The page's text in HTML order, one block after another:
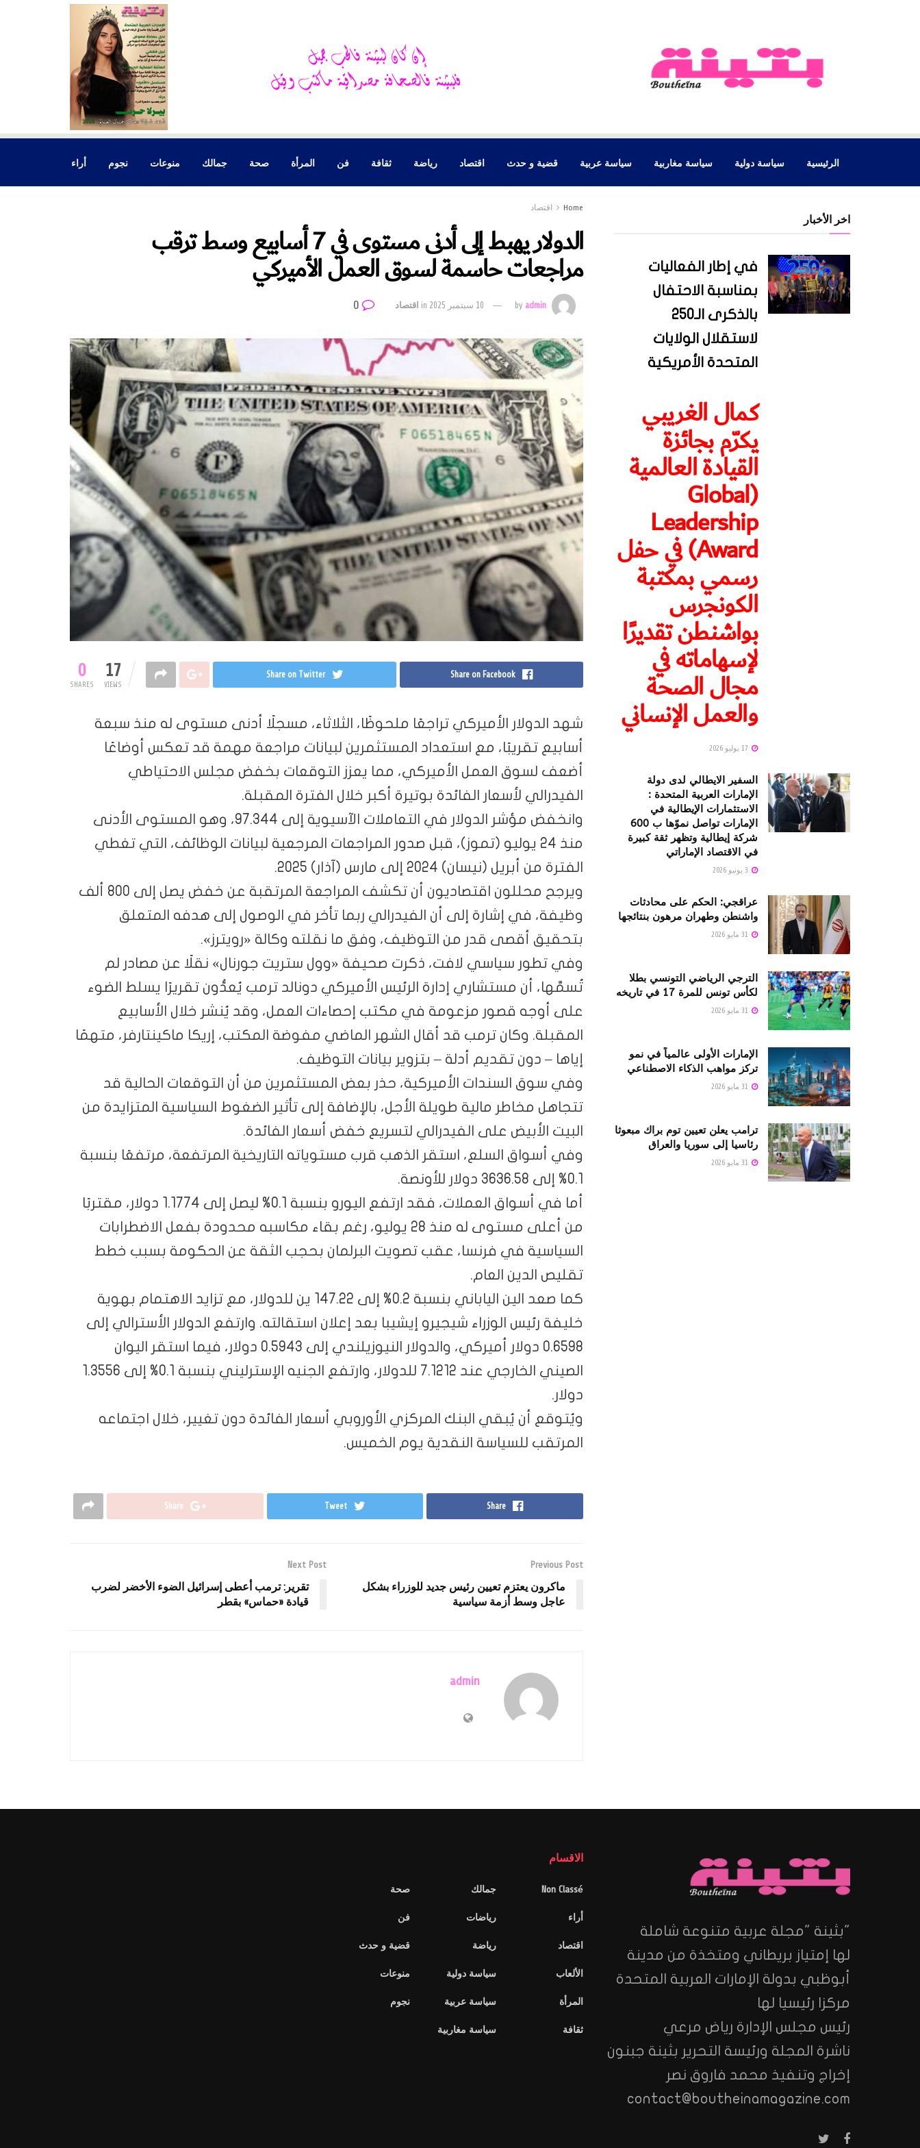
الرئيسية سياسة دولية سياسة مغاربية سياسة عربية قضية و حدث اقتصاد رياضة ثقافة فن المرأة صحة جمالك منوعات نجوم أراء
Home اقتصاد
الدولار يهبط إلى أدنى مستوى في 7 أسابيع وسط ترقب
مراجعات حاسمة لسوق العمل الأميركي
byadmin 10 سبتمبر 2025 inاقتصاد
0
SHARES 17
VIEWS
Share on Facebook
Share on Twitter
شهد الدولار الأميركي تراجعًا ملحوظًا، الثلاثاء، مسجلًا أدنى مستوى له منذ سبعة
أسابيع تقريبًا، مع استعداد المستثمرين لبيانات مراجعة مهمة قد تعكس أوضاعًا
أضعف لسوق العمل الأميركي، مما يعزز التوقعات بخفض مجلس الاحتياطي
الفيدرالي لأسعار الفائدة بوتيرة أكبر خلال الفترة المقبلة.
وانخفض مؤشر الدولار في التعاملات الآسيوية إلى 97.344، وهو المستوى الأدنى
منذ 24 يوليو (تموز)، قبل صدور المراجعات المرجعية لبيانات الوظائف، التي تغطي
الفترة من أبريل (نيسان) 2024 إلى مارس (آذار) 2025.
ويرجح محللون اقتصاديون أن تكشف المراجعة المرتقبة عن خفض يصل إلى 800 ألف
وظيفة، في إشارة إلى أن الفيدرالي ربما تأخر في الوصول إلى هدفه المتعلق
بتحقيق أقصى قدر من التوظيف، وفق ما نقلته وكالة «رويترز».
وفي تطور سياسي لافت، ذكرت صحيفة «وول ستريت جورنال» نقلًا عن مصادر لم
تُسمَّها، أن مستشاري إدارة الرئيس الأميركي دونالد ترمب يُعدُّون تقريرًا يسلط الضوء
على أوجه قصور مزعومة في مكتب إحصاءات العمل، وقد يُنشر خلال الأسابيع
المقبلة. وكان ترمب قد أقال الشهر الماضي مفوضة المكتب، إريكا ماكينتارفر، متهمًا
إياها – دون تقديم أدلة – بتزوير بيانات التوظيف.
وفي سوق السندات الأميركية، حذر بعض المستثمرين من أن التوقعات الحالية قد
تتجاهل مخاطر مالية طويلة الأجل، بالإضافة إلى تأثير الضغوط السياسية المتزايدة من
البيت الأبيض على الفيدرالي لتسريع خفض أسعار الفائدة.
وفي أسواق السلع، استقر الذهب قرب مستوياته التاريخية المرتفعة، مرتفعًا بنسبة
0.1% إلى 3636.58 دولار للأونصة.
أما في أسواق العملات، فقد ارتفع اليورو بنسبة 0.1% ليصل إلى 1.1774 دولار، مقتربًا
من أعلى مستوى له منذ 28 يوليو، رغم بقاء مكاسبه محدودة بفعل الاضطرابات
السياسية في فرنسا، عقب تصويت البرلمان بحجب الثقة عن الحكومة بسبب خطط
تقليص الدين العام.
كما صعد الين الياباني بنسبة 0.2% إلى 147.22 ين للدولار، مع تزايد الاهتمام بهوية
خليفة رئيس الوزراء شيجيرو إيشيبا بعد إعلان استقالته. وارتفع الدولار الأسترالي إلى
0.6598 دولار أميركي، والدولار النيوزيلندي إلى 0.5943 دولار، فيما استقر اليوان
الصيني الخارجي عند 7.1212 للدولار، وارتفع الجنيه الإسترليني بنسبة 0.1% إلى 1.3556
دولار.
ويُتوقع أن يُبقي البنك المركزي الأوروبي أسعار الفائدة دون تغيير، خلال اجتماعه
المرتقب للسياسة النقدية يوم الخميس.
Share
Tweet
Share
Previous Post
ماكرون يعتزم تعيين رئيس جديد للوزراء بشكل
عاجل وسط أزمة سياسية
Next Post
تقرير: ترمب أعطى إسرائيل الضوء الأخضر لضرب
قيادة «حماس» بقطر
admin
اخر الأخبار
في إطار الفعاليات
بمناسبة الاحتفال
بالذكرى الـ250
لاستقلال الولايات
المتحدة الأمريكية
كمال الغريبي
يكرّم بجائزة
القيادة العالمية
(Global
Leadership
Award) في حفل
رسمي بمكتبة
الكونجرس
بواشنطن تقديرًا
لإسهاماته في
مجال الصحة
والعمل الإنساني
السفير الايطالي لدى دولة
الإمارات العربية المتحدة :
الاستثمارات الإيطالية في
الإمارات تواصل نموّها ب 600
شركة إيطالية وتظهر ثقة كبيرة
في الاقتصاد الإماراتي
عراقجي: الحكم على محادثات
واشنطن وطهران مرهون بنتائجها
الترجي الرياضي التونسي بطلا
لكأس تونس للمرة 17 في تاريخه
الإمارات الأولى عالمياً في نمو
تركز مواهب الذكاء الاصطناعي
ترامب يعلن تعيين توم براك مبعوثا
رئاسيا إلى سوريا والعراق
"بثينة "مجلة عربية متنوعة شاملة
لها إمتياز بريطاني ومتخذة من مدينة
أبوظبي بدولة الإمارات العربية المتحدة
مركزا رئيسيا لها
رئيس مجلس الإدارة رياض مرعي
ناشرة المجلة ورئيسة التحرير بثينة جبنون
إخراج وتنفيذ محمد فاروق نصر
contact@boutheinamagazine.com
الاقسام
Non Classé
أراء
اقتصاد
الألعاب
المرأة
ثقافة
جمالك
رياضات
رياضة
سياسة دولية
سياسة عربية
سياسة مغاربية
صحة
فن
قضية و حدث
منوعات
نجوم